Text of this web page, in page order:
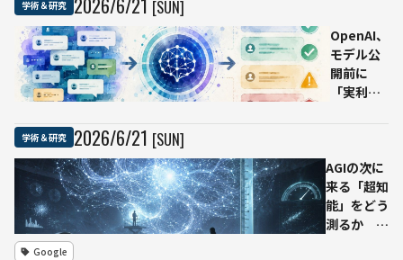
度化
へ
タ40万件
を分析
学術＆研究 [SUN]
OpenAI、
モデル公
開前に
「実利用
研究 過
去の会話
で候補モ
デルの応
学術＆研究 2026/6/21 [SUN]
AGIの次に
来る「超知
能」をどう
測るか
Google